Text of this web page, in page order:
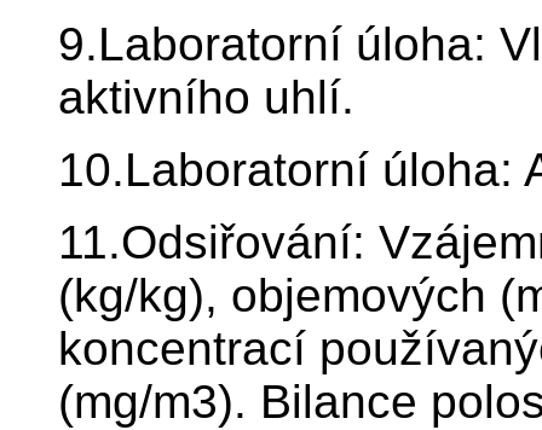
9.Laboratorní úloha:
aktivního uhlí.
10.Laboratorní úloha:
11.Odsiřování:
(kg/kg), objemových
koncentrací
(mg/m3). Bilance